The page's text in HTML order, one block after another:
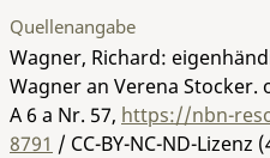
Quellenangabe
Wagner, Richard:
Wagner an Verena Stocker.
A 6 a Nr. 57, https://nbn-
8791 / CC-BY-NC-ND-Lizenz